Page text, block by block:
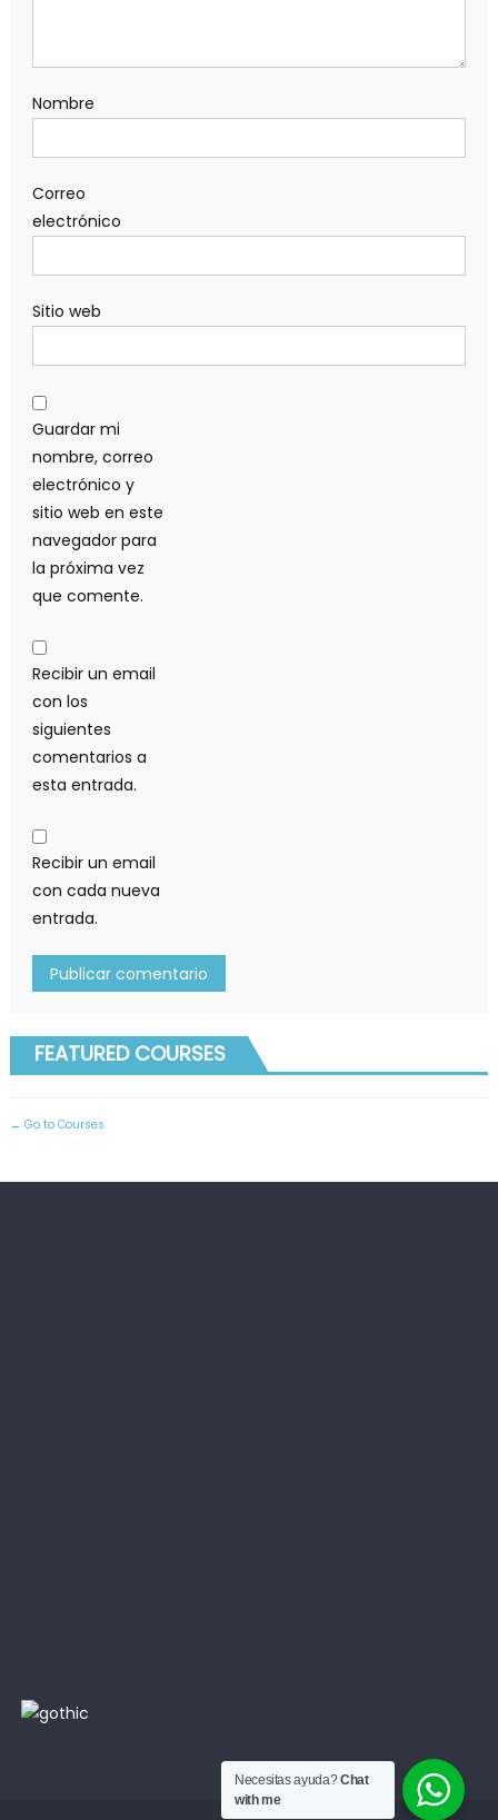
Nombre
Correo
electrónico
Sitio web
Guardar mi
nombre, correo
electrónico y
sitio web en este
navegador para
la próxima vez
que comente.
Recibir un email
con los
siguientes
comentarios a
esta entrada.
Recibir un email
con cada nueva
entrada.
FEATURED COURSES
Go to Courses
Necesitas ayuda?Chat
with me